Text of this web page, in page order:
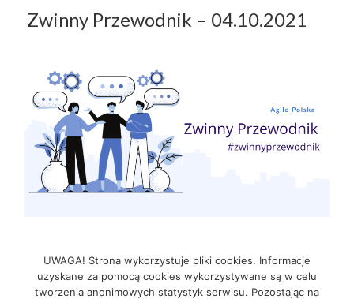
Zwinny Przewodnik – 04.10.2021
UWAGA! Strona wykorzystuje pliki cookies. Informacje
uzyskane za pomocą cookies wykorzystywane są w celu
tworzenia anonimowych statystyk serwisu. Pozostając na